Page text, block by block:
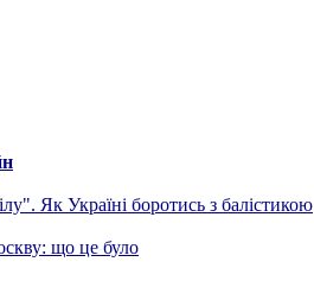
Як Україні боротись з балістикою
що це було